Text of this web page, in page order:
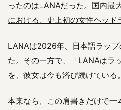
ったのはLANAだった。 国内最
における、史上初の女性ヘッド
LANAは2026年、日本語ラップ
た。その一方で、「LANAはラ
を、彼女は今も浴び続けている。
本来なら、この肩書きだけで一